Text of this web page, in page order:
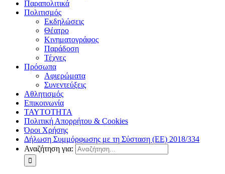
Παραπολιτικά
Πολιτισμός
Εκδηλώσεις
Θέατρο
Κινηματογράφος
Παράδοση
Τέχνες
Πρόσωπα
Αφιερώματα
Συνεντεύξεις
Αθλητισμός
Επικοινωνία
ΤΑΥΤΟΤΗΤΑ
Πολιτική Απορρήτου & Cookies
Όροι Χρήσης
Δήλωση Συμμόρφωσης με τη Σύσταση (ΕΕ) 2018/334
Αναζήτηση για: